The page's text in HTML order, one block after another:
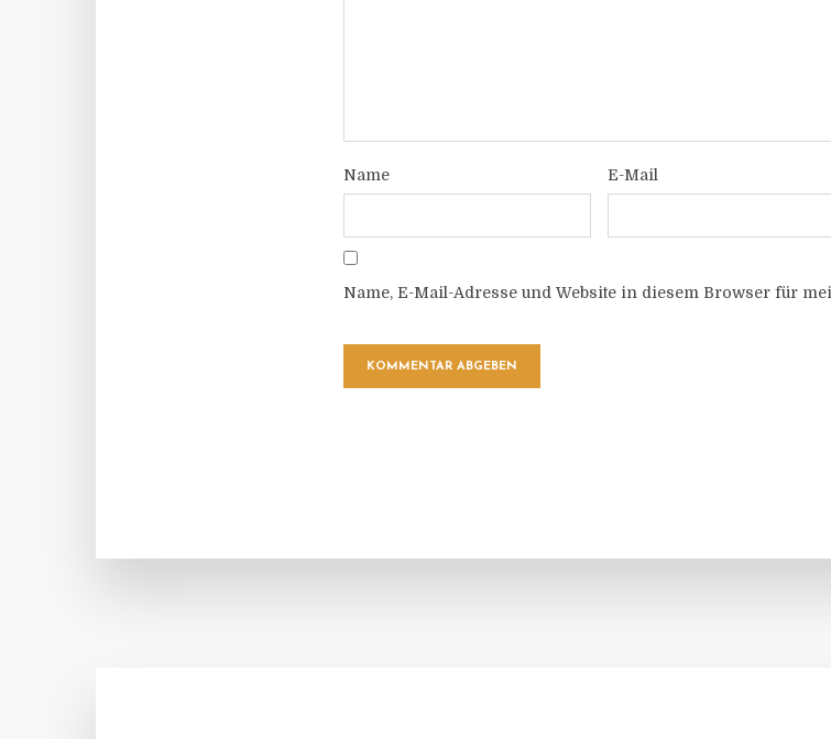
Name E-Mail
Name, E-Mail-Adresse und Website in diesem Browser für